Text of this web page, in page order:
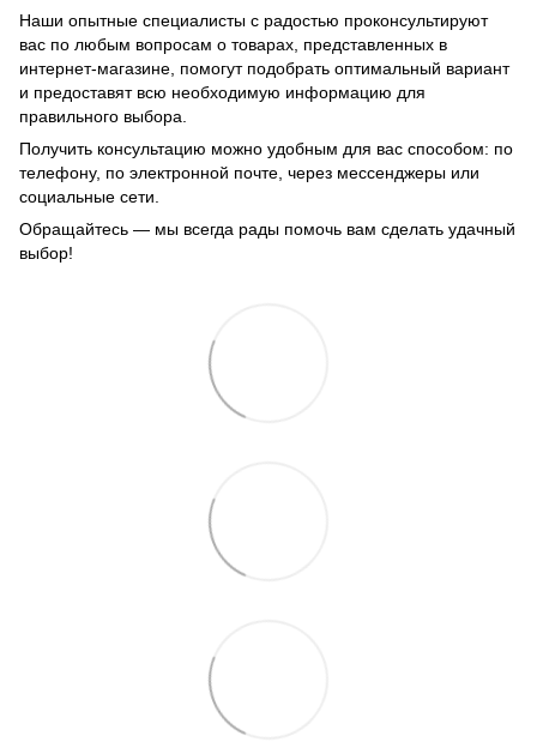
Наши опытные специалисты с радостью проконсультируют
вас по любым вопросам о товарах, представленных в
интернет-магазине, помогут подобрать оптимальный вариант
и предоставят всю необходимую информацию для
правильного выбора.
Получить консультацию можно удобным для вас способом: по
телефону, по электронной почте, через мессенджеры или
социальные сети.
Обращайтесь — мы всегда рады помочь вам сделать удачный
выбор!